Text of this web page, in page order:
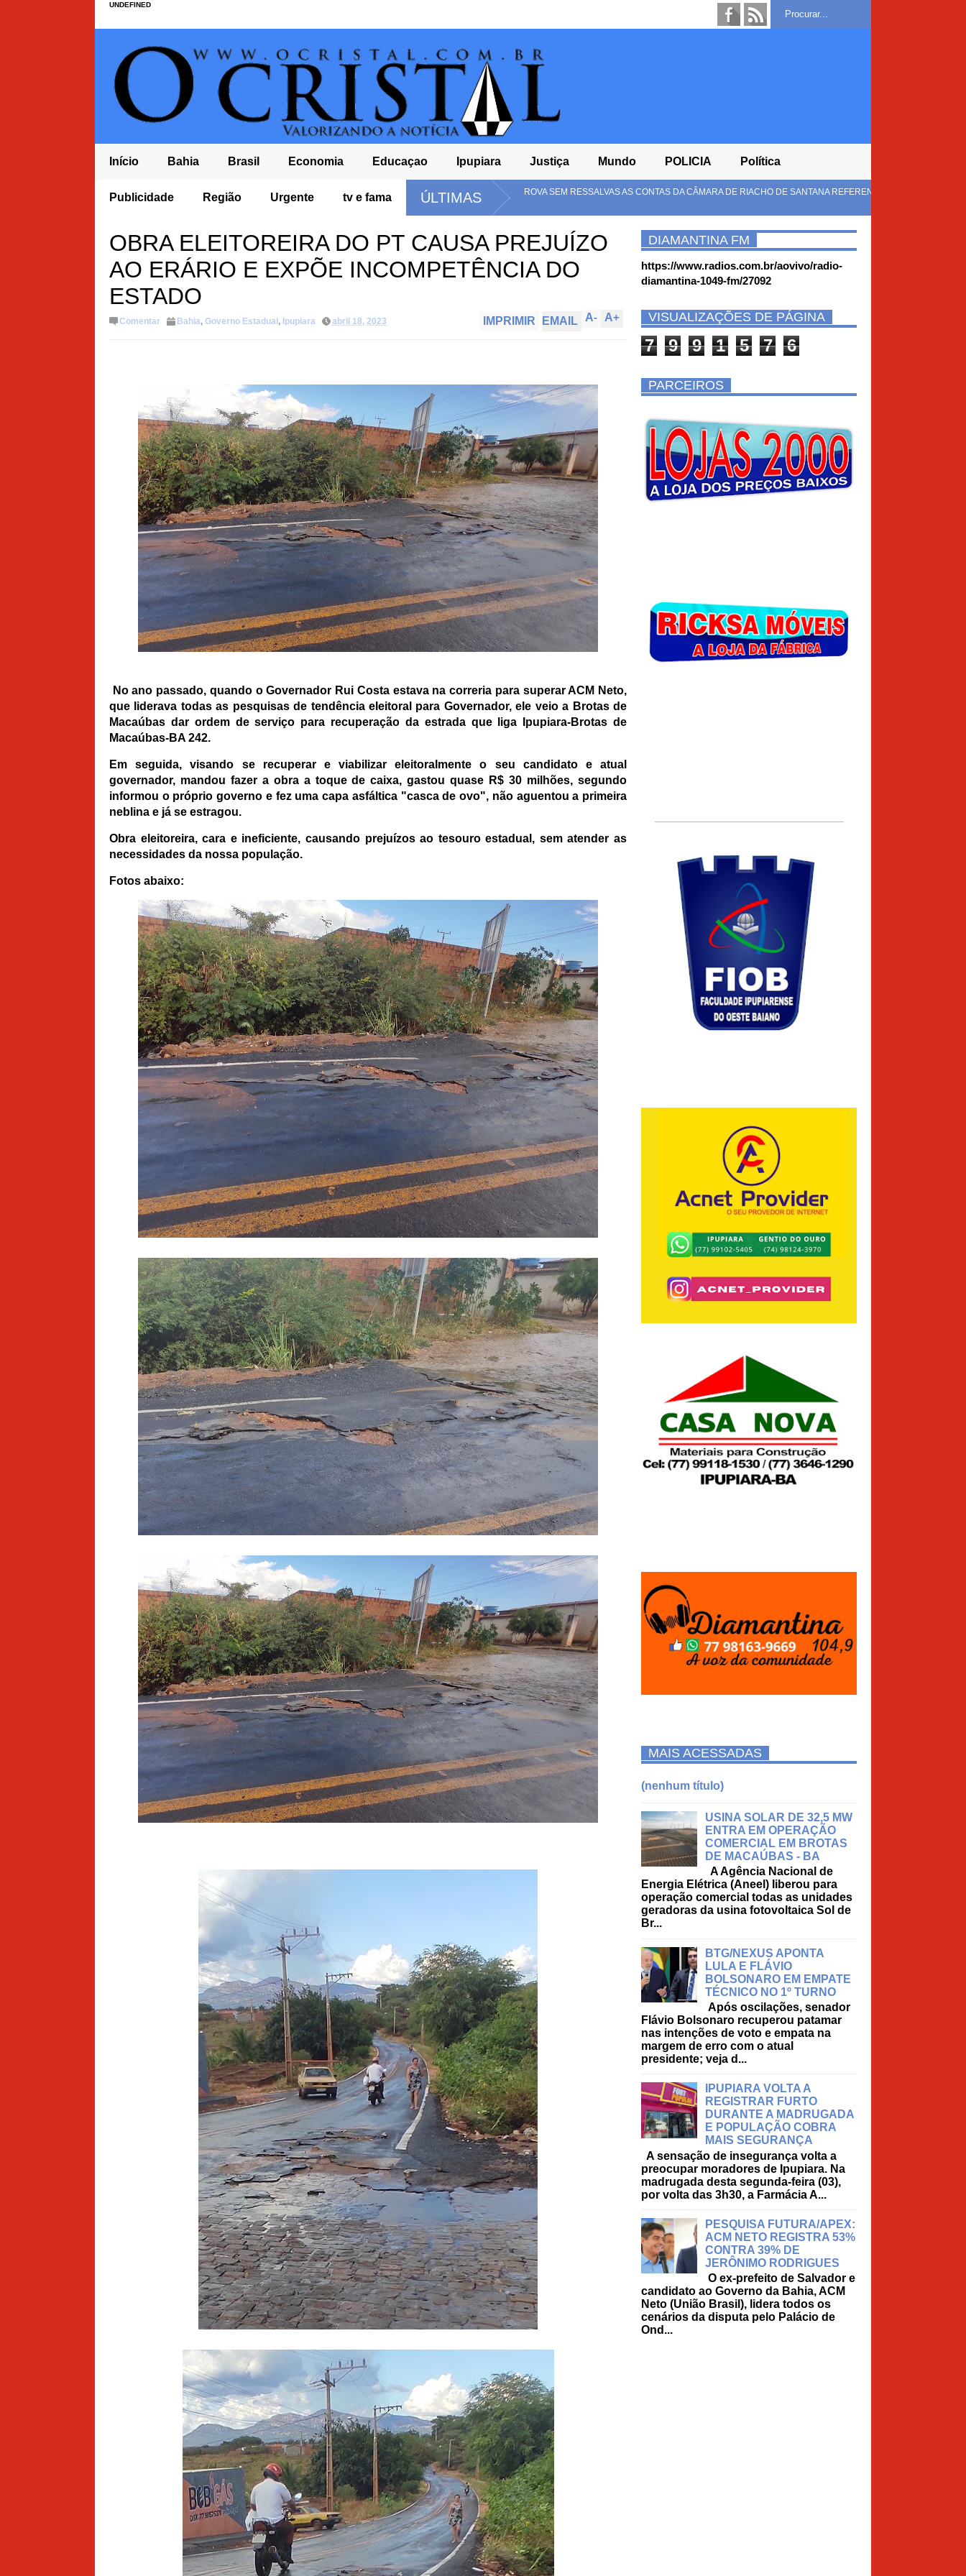
UNDEFINED
Início Bahia Brasil Economia Educaçao Ipupiara Justiça Mundo POLICIA Política
Publicidade Região Urgente tv e fama ÚLTIMAS
NO BRASIL E TEM PIOR NOTA DO ENSINO MÉDIO NO
TCM-BA APROVA SEM RESSALVAS AS CONTAS DA CÂMARA DE RIACHO DE SANTANA REFERENTES AO EXERCÍCIO
DE 2024
MULUNGU DO MORRO, BA -
OBRA ELEITOREIRA DO PT CAUSA PREJUÍZO
AO ERÁRIO E EXPÕE INCOMPETÊNCIA DO
ESTADO
Comentar Bahia, Governo Estadual , Ipupiara abril 18, 2023 A+
A-
IMPRIMIR EMAIL
No ano passado, quando o Governador Rui Costa estava na correria para superar ACM Neto,
que liderava todas as pesquisas de tendência eleitoral para Governador, ele veio a Brotas de
Macaúbas dar ordem de serviço para recuperação da estrada que liga Ipupiara-Brotas de
Macaúbas-BA 242.
Em seguida, visando se recuperar e viabilizar eleitoralmente o seu candidato e atual
governador, mandou fazer a obra a toque de caixa, gastou quase R$ 30 milhões, segundo
informou o próprio governo e fez uma capa asfáltica "casca de ovo", não aguentou a primeira
neblina e já se estragou.
Obra eleitoreira, cara e ineficiente, causando prejuízos ao tesouro estadual, sem atender as
necessidades da nossa população.
Fotos abaixo:
DIAMANTINA FM
https://www.radios.com.br/aovivo/radio-
diamantina-1049-fm/27092
VISUALIZAÇÕES DE PÁGINA
7 9 9 1 5 7 6
PARCEIROS
MAIS ACESSADAS
(nenhum título)
USINA SOLAR DE 32,5 MW
ENTRA EM OPERAÇÃO
COMERCIAL EM BROTAS
DE MACAÚBAS - BA
A Agência Nacional de
Energia Elétrica (Aneel) liberou para
operação comercial todas as unidades
geradoras da usina fotovoltaica Sol de
Br...
BTG/NEXUS APONTA
LULA E FLÁVIO
BOLSONARO EM EMPATE
TÉCNICO NO 1º TURNO
Após oscilações, senador
Flávio Bolsonaro recuperou patamar
nas intenções de voto e empata na
margem de erro com o atual
presidente; veja d...
IPUPIARA VOLTA A
REGISTRAR FURTO
DURANTE A MADRUGADA
E POPULAÇÃO COBRA
MAIS SEGURANÇA
A sensação de insegurança volta a
preocupar moradores de Ipupiara. Na
madrugada desta segunda-feira (03),
por volta das 3h30, a Farmácia A...
PESQUISA FUTURA/APEX:
ACM NETO REGISTRA 53%
CONTRA 39% DE
JERÔNIMO RODRIGUES
O ex-prefeito de Salvador e
candidato ao Governo da Bahia, ACM
Neto (União Brasil), lidera todos os
cenários da disputa pelo Palácio de
Ond...